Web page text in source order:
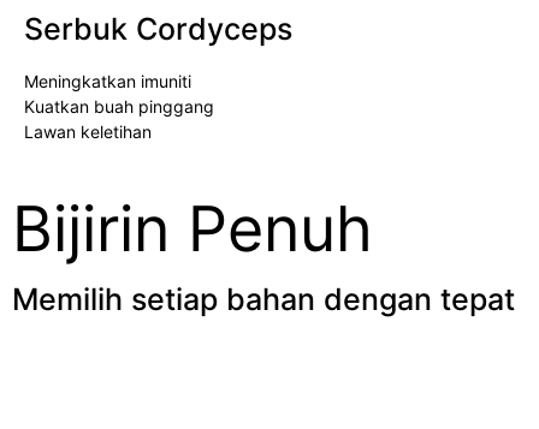
Serbuk Cordyceps
Meningkatkan imuniti
Kuatkan buah pinggang
Lawan keletihan
Bijirin Penuh
Memilih setiap bahan dengan tepat